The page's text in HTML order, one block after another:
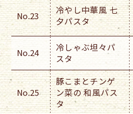
No.23
冷やし中華風 七
夕パスタ
No.24
冷しゃぶ坦々パ
スタ
No.25
豚こまとチンゲ
ン菜の 和風パス
タ